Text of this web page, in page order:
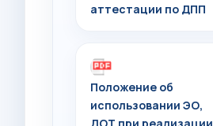
аттестации по ДПП
Положение об
использовании ЭО,